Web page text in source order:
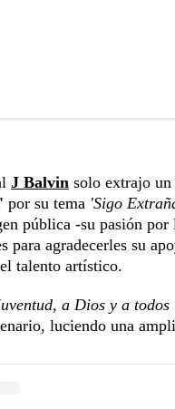
J Balvin solo extrajo un
por su tema 'Sigo
pública -su pasión
agradecerles su
talento artístico.
a Dios y a todos
luciendo una